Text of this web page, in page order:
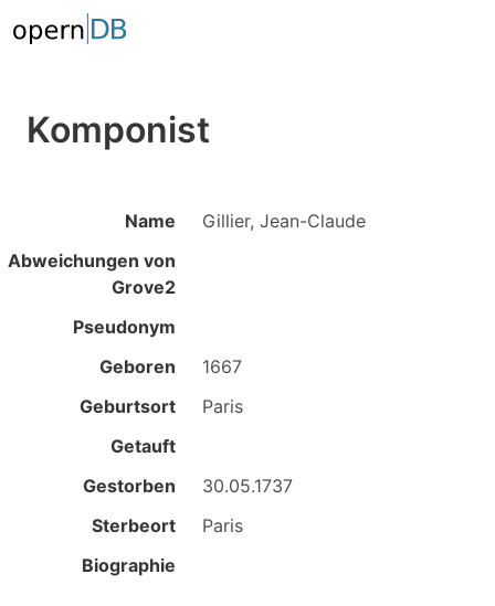
Komponist
Name
Gillier, Jean-Claude
Abweichungen von
Grove2
Pseudonym
Geboren
1667
Geburtsort
Paris
Getauft
Gestorben
30.05.1737
Sterbeort
Paris
Biographie